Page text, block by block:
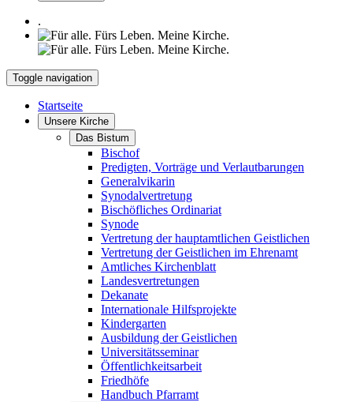
.
Toggle navigation
Startseite
Unsere Kirche
Das Bistum
Bischof
Predigten, Vorträge und Verlautbarungen
Generalvikarin
Synodalvertretung
Bischöfliches Ordinariat
Synode
Vertretung der hauptamtlichen Geistlichen
Vertretung der Geistlichen im Ehrenamt
Amtliches Kirchenblatt
Landesvertretungen
Dekanate
Internationale Hilfsprojekte
Kindergarten
Ausbildung der Geistlichen
Universitätsseminar
Öffentlichkeitsarbeit
Friedhöfe
Handbuch Pfarramt